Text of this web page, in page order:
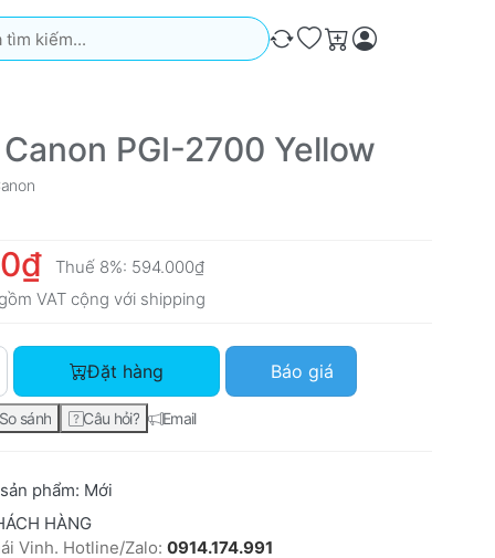
Kết quả sẽ tự động xuất hiện khi bạn nhập. Nhấn phím
So sánh
Ưa thích
Giỏ hàng
PGI-2700 Yellow
Thuế 8%: 594.000₫
VAT cộng với shipping
Mực in Canon PGI-2700 Yellow với giá 550.000₫, số lượng 1.
Đặt hàng Báo giá
So sánh Câu hỏi? Email
phẩm: Mới
HÀNG
Vinh. Hotline/Zalo: 0914.174.991